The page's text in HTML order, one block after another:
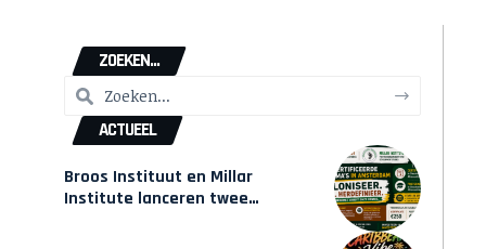
ZOEKEN...
ACTUEEL
Broos Instituut en Millar
Institute lanceren twee